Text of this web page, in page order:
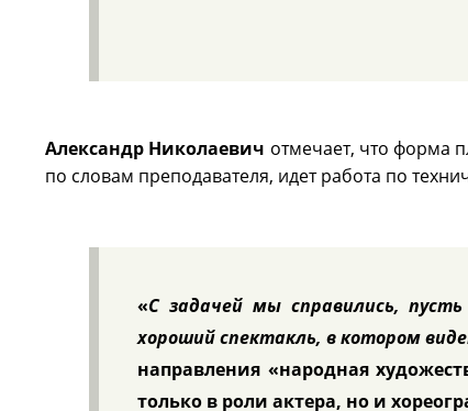
Александр Николаевич отмечает, что форма
по словам преподавателя, идет работа по
«С задачей мы справились,
хороший спектакль, в котором
направления «народная
только в роли актера, но и